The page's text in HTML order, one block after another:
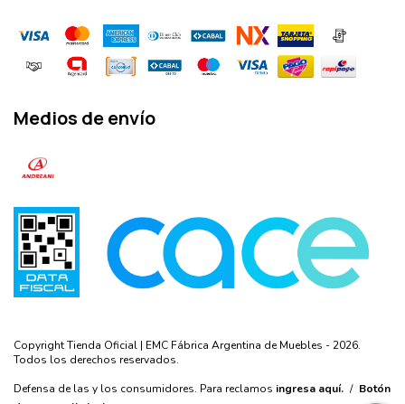
Medios de envío
Copyright Tienda Oficial | EMC Fábrica Argentina de Muebles - 2026.
Todos los derechos reservados.
Defensa de las y los consumidores. Para reclamos ingresa aquí. / Botón